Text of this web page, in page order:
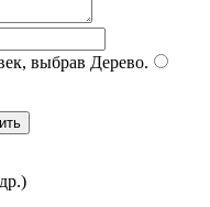
выбрав Дерево.